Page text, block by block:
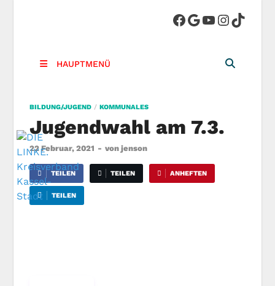
Kreisverband
Kassel-Stadt
HAUPTMENÜ
BILDUNG/JUGEND /KOMMUNALES
Jugendwahl am 7.3.
22 Februar, 2021 - vonjenson
TEILEN TEILEN ANHEFTEN
TEILEN